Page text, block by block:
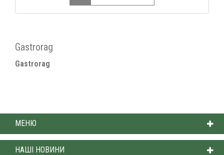
Gastrorag
Gastrorag
МЕНЮ
НАШІ НОВИНИ